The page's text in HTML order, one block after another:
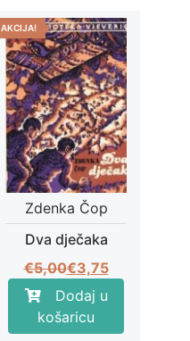
AKCIJA!
Zdenka Čop
Dva dječaka
€5,00Izvorna
cijena
bila
je:
€3,75
Trenutna
cijena
je:
€3,75.
Dodaj u
košaricu